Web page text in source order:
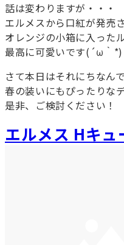
話は変わりますが・・・
エルメスから口紅が発売
オレンジの小箱に入った
最高に可愛いです(´ω｀*)
さて本日はそれにちなん
春の装いにもぴったりな
是非、ご検討ください！
エルメス Hキュ